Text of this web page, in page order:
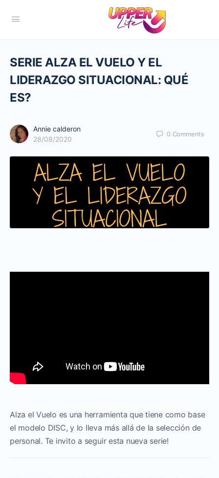
SERIE ALZA EL VUELO Y EL
LIDERAZGO SITUACIONAL: QUÉ
ES?
Annie calderon
28/08/2020
0 Comments
Alza el Vuelo es una herramienta que tiene como base
el modelo DISC, y lo lleva más allá de la selección de
personal. Te invito a seguir esta nueva serie!